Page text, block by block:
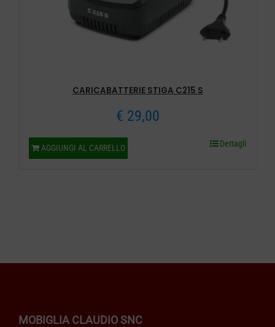
CARICABATTERIE STIGA C215 S
€ 29,00
AGGIUNGI AL CARRELLO Dettagli
MOBIGLIA CLAUDIO SNC